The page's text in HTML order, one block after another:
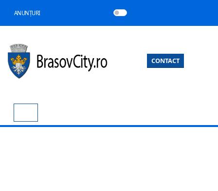
ANUNȚURI
CONTACT